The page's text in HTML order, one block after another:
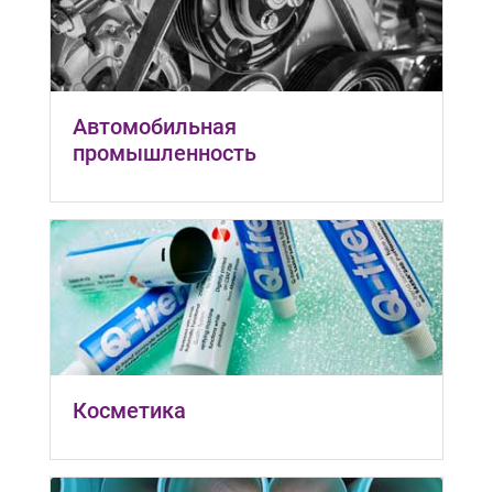
Автомобильная
промышленность
Косметика